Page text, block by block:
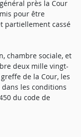
près la Cour
pour être
partiellement cassé
chambre sociale, et
deux mille vingt-
de la Cour, les
les conditions
du code de